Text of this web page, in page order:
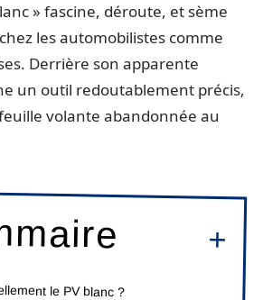
» fascine, déroute, et sème
les automobilistes comme
Derrière son apparente
un outil redoutablement précis,
volante abandonnée au
le PV blanc ?